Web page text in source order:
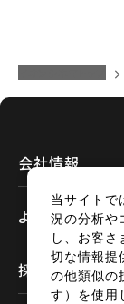
会社情報
よくあるご質問
採用情報
当サイトで
況の分析や
し、お客
切な情報提
の他類似の
す）を使用